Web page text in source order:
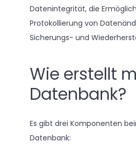
Datenintegrität, die
Protokollierung von
Sicherungs- und
Wie erstellt
Datenbank?
Es gibt drei Komponenten
Datenbank: